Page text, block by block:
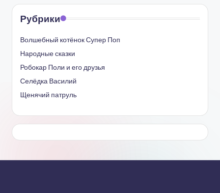
Рубрики
Волшебный котёнок Супер Поп
Народные сказки
Робокар Поли и его друзья
Селёдка Василий
Щенячий патруль